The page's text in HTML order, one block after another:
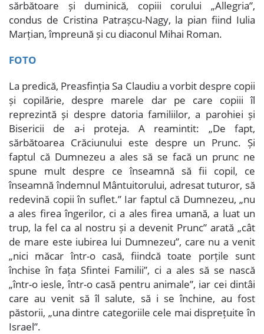
sărbătoare și duminică, copiii corului „Allegria”,
condus de Cristina Patrașcu-Nagy, la pian fiind Iulia
Marțian, împreună și cu diaconul Mihai Roman.
FOTO
La predică, Preasfinția Sa Claudiu a vorbit despre copii
și copilărie, despre marele dar pe care copiii îl
reprezintă și despre datoria familiilor, a parohiei și
Bisericii de a-i proteja. A reamintit: „De fapt,
sărbătoarea Crăciunului este despre un Prunc. Și
faptul că Dumnezeu a ales să se facă un prunc ne
spune mult despre ce înseamnă să fii copil, ce
înseamnă îndemnul Mântuitorului, adresat tuturor, să
redevină copii în suflet.” Iar faptul că Dumnezeu, „nu
a ales firea îngerilor, ci a ales firea umană, a luat un
trup, la fel ca al nostru și a devenit Prunc” arată „cât
de mare este iubirea lui Dumnezeu”, care nu a venit
„nici măcar într-o casă, fiindcă toate porțile sunt
închise în fața Sfintei Familii”, ci a ales să se nască
„într-o iesle, într-o casă pentru animale”, iar cei dintâi
care au venit să îl salute, să i se închine, au fost
păstorii, „una dintre categoriile cele mai disprețuite în
Israel”.